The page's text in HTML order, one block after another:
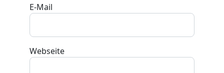
E-Mail
Webseite